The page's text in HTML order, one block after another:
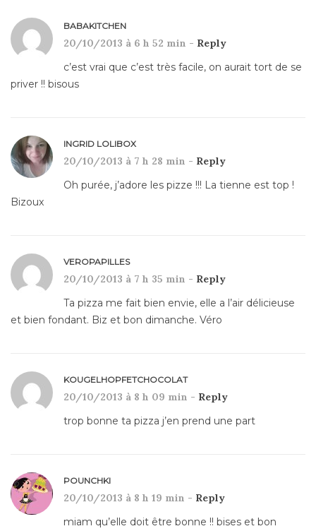
BABAKITCHEN
20/10/2013 à 6 h 52 min - Reply
c’est vrai que c’est très facile, on aurait tort de se
priver !! bisous
INGRID LOLIBOX
20/10/2013 à 7 h 28 min - Reply
Oh purée, j’adore les pizze !!! La tienne est top !
Bizoux
VEROPAPILLES
20/10/2013 à 7 h 35 min - Reply
Ta pizza me fait bien envie, elle a l’air délicieuse
et bien fondant. Biz et bon dimanche. Véro
KOUGELHOPFETCHOCOLAT
20/10/2013 à 8 h 09 min - Reply
trop bonne ta pizza j’en prend une part
POUNCHKI
20/10/2013 à 8 h 19 min - Reply
miam qu’elle doit être bonne !! bises et bon